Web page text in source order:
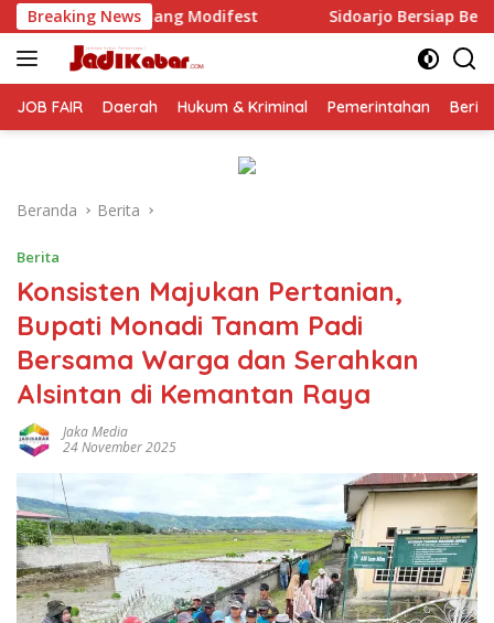
Langsung
ke
konten
Breaking NewsSidoarjo Bersiap Berubah, Sekda Fenny:
JOB FAIR Daerah Hukum & Kriminal Pemerintahan
Beranda Berita
Berita
Konsisten Majukan Pertanian,
Bupati Monadi Tanam Padi
Bersama Warga dan Serahkan
Alsintan di Kemantan Raya
Jaka Media
24 November 2025